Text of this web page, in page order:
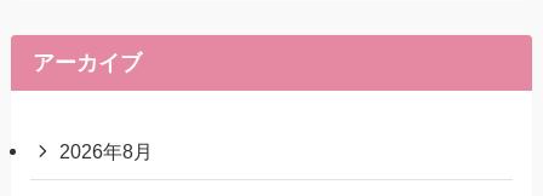
アーカイブ
2026年8月